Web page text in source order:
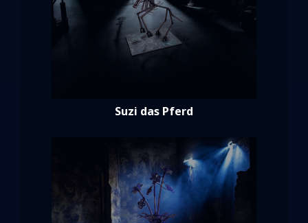
Suzi das Pferd